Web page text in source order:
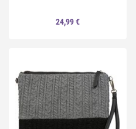
24,99 €